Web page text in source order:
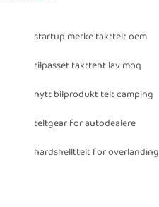
startup merke takttelt oem
tilpasset takttent lav moq
nytt bilprodukt telt camping
teltgear for autodealere
hardshellttelt for overlanding